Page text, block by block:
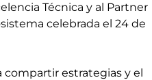
Técnica y al Partner
celebrada el 24 de
estrategias y el